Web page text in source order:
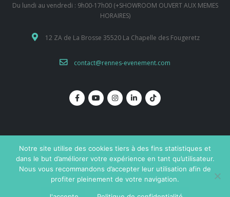
Du lundi au vendredi : 9h00-17h00 (+SHOWROOM OUVERT AUX MEMES
HORAIRES)
12 ZA de La Brosse 35520 La Chapelle des Fougeretz
contact@rennes-evenement.com
© Copyright 2019. RéalisationDream me up
Mentions légales Contact
Notre site utilise des cookies tiers à des fins statistiques et
dans le but d’améliorer votre expérience en tant qu’utilisateur.
Nous vous recommandons d’accepter leur utilisation afin de
profiter pleinement de votre navigation.